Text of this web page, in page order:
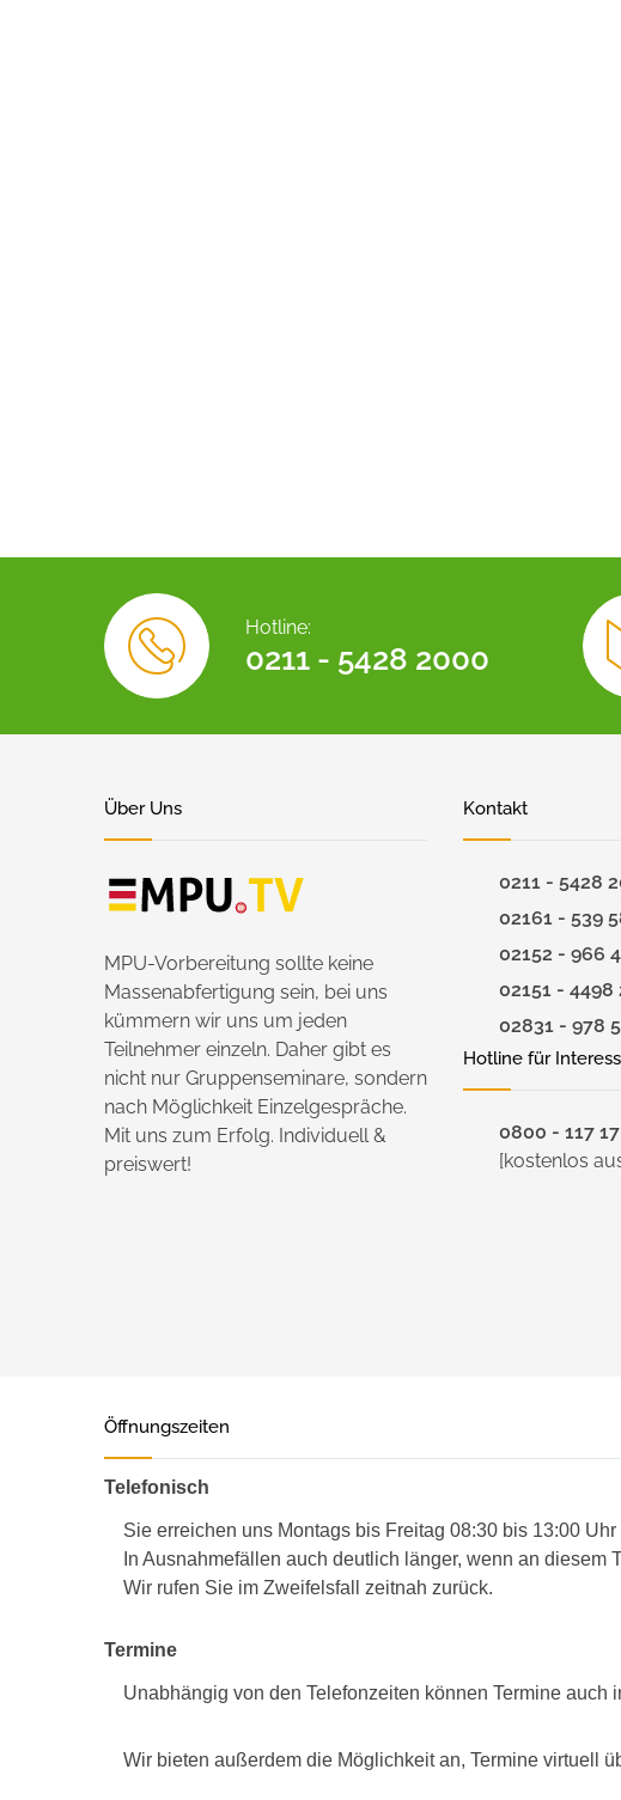
Hotline:
0211 - 5428 2000
Über Uns
MPU-Vorbereitung sollte keine
Massenabfertigung sein, bei uns
kümmern wir uns um jeden
Teilnehmer einzeln. Daher gibt es
nicht nur Gruppenseminare, sondern
nach Möglichkeit Einzelgespräche.
Mit uns zum Erfolg. Individuell &
preiswert!
Kontakt
0211 - 5428
02161 - 539
02152 - 966
02151 - 4498
02831 - 978
Hotline für
0800 - 117
[kostenlos
Öffnungszeiten
Telefonisch
Sie erreichen uns Montags bis Freitag 08:30 bis 13:00
In Ausnahmefällen auch deutlich länger, wenn an diesem
Wir rufen Sie im Zweifelsfall zeitnah zurück.
Termine
Unabhängig von den Telefonzeiten können Termine
Wir bieten außerdem die Möglichkeit an, Termine virtuell